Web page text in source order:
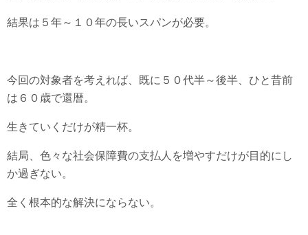
結果は５年～１０年の長いスパンが必要。
今回の対象者を考えれば、既に５０代半～後半、ひと昔前
は６０歳で還暦。
生きていくだけが精一杯。
結局、色々な社会保障費の支払人を増やすだけが目的にし
か過ぎない。
全く根本的な解決にならない。